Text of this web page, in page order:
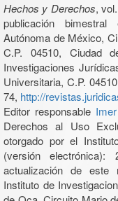
Hechos y Derechos,
publicación
Autónoma de México,
C.P. 04510, Ciudad
Investigaciones
Universitaria, C.P.
74, http://
Editor responsable
Derechos al Uso
otorgado por el
(versión electrónica):
actualización de este
Instituto de